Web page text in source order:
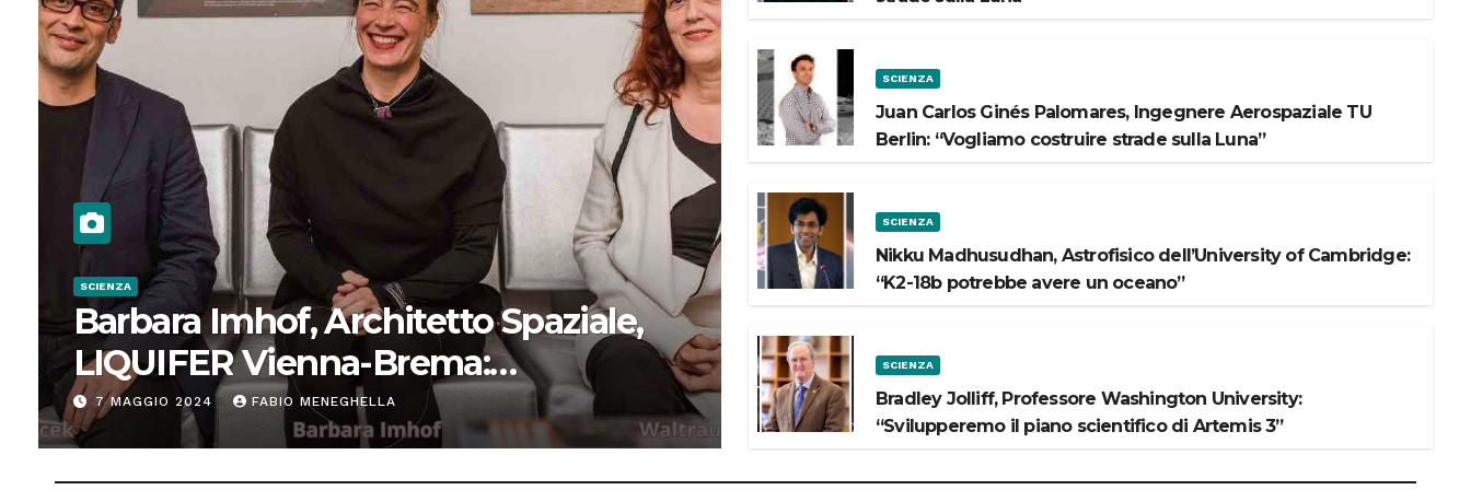
SCIENZA
Barbara Imhof, Architetto Spaziale,
LIQUIFER Vienna-Brema:
“Progettiamo habitat per lo Spazio”
7 MAGGIO 2024 FABIO MENEGHELLA
SCIENZA
Juan Carlos Ginés Palomares, Ingegnere Aerospaziale TU
Berlin: “Vogliamo costruire strade sulla Luna”
SCIENZA
Nikku Madhusudhan, Astrofisico dell’University of Cambridge:
“K2-18b potrebbe avere un oceano”
SCIENZA
Bradley Jolliff, Professore Washington University:
“Svilupperemo il piano scientifico di Artemis 3”